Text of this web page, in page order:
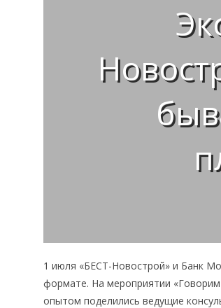
1 июля «БЕСТ-Новострой» и Банк
формате. На мероприятии «Говорим
опытом поделились ведущие